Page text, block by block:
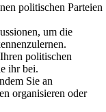
politischen Parteien
um die
politischen
ihr bei.
Sie an
organisieren oder